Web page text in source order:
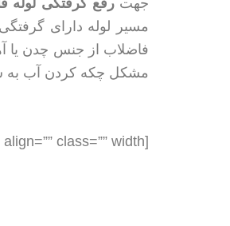
مسیر لوله دارای
فاضلاب از جنس چدن یا
مشکل چکه کردن آب به
[box type=”success” align=”” class=”” width=””]